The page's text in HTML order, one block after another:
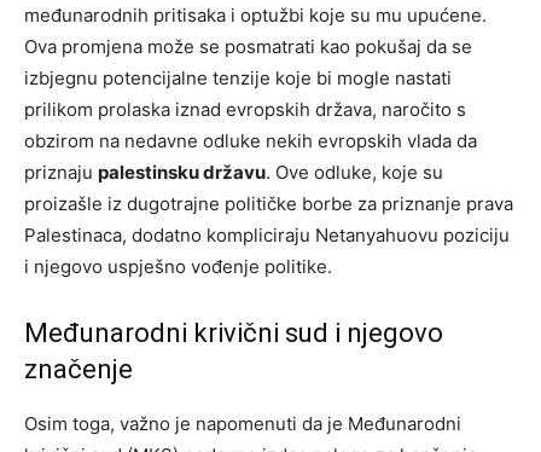
međunarodnih pritisaka i optužbi koje su mu upućene.
Ova promjena može se posmatrati kao pokušaj da se
izbjegnu potencijalne tenzije koje bi mogle nastati
prilikom prolaska iznad evropskih država, naročito s
obzirom na nedavne odluke nekih evropskih vlada da
priznaju palestinsku državu. Ove odluke, koje su
proizašle iz dugotrajne političke borbe za priznanje prava
Palestinaca, dodatno kompliciraju Netanyahuovu poziciju
i njegovo uspješno vođenje politike.
Međunarodni krivični sud i njegovo
značenje
Osim toga, važno je napomenuti da je Međunarodni